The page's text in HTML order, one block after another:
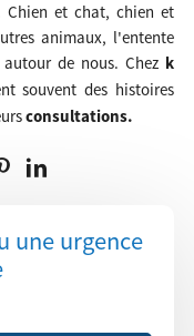
et chat, chien et
animaux, l'entente
de nous. Chez k
souvent des histoires
consultations.
une urgence